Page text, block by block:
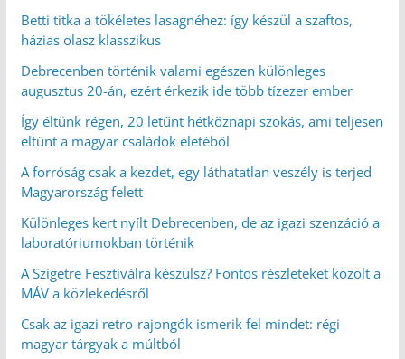
Betti titka a tökéletes lasagnéhez: így készül a szaftos,
házias olasz klasszikus
Debrecenben történik valami egészen különleges
augusztus 20-án, ezért érkezik ide több tízezer ember
Így éltünk régen, 20 letűnt hétköznapi szokás, ami teljesen
eltűnt a magyar családok életéből
A forróság csak a kezdet, egy láthatatlan veszély is terjed
Magyarország felett
Különleges kert nyílt Debrecenben, de az igazi szenzáció a
laboratóriumokban történik
A Szigetre Fesztiválra készülsz? Fontos részleteket közölt a
MÁV a közlekedésről
Csak az igazi retro-rajongók ismerik fel mindet: régi
magyar tárgyak a múltból